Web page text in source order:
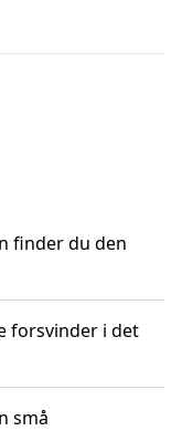
finder du den
forsvinder i det
små